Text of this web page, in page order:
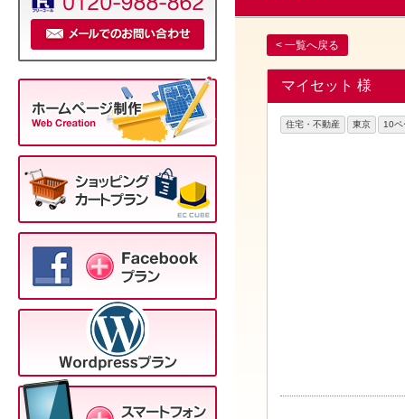
< 一覧へ戻る
マイセット 様
住宅・不動産 東京 10ペ